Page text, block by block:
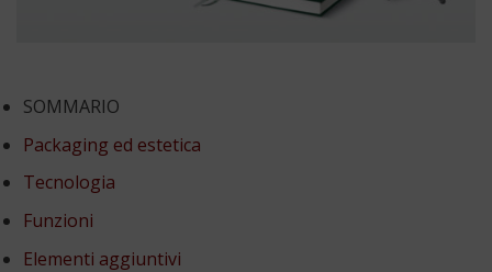
SOMMARIO
Packaging ed estetica
Tecnologia
Funzioni
Elementi aggiuntivi